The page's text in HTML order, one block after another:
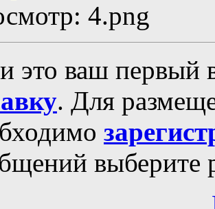
4.png
это ваш первый
. Для
выберите